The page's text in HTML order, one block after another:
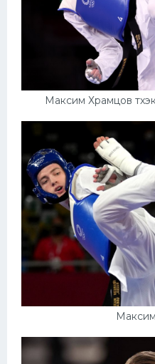
Максим Храмцов